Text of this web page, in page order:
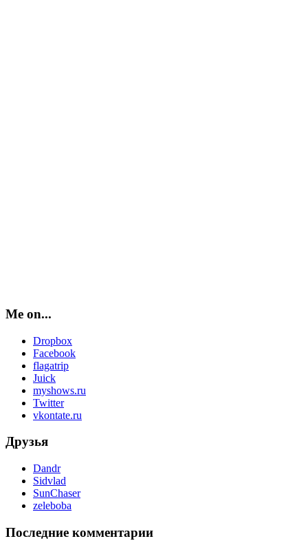
Me on...
Dropbox
Facebook
flagatrip
Juick
myshows.ru
Twitter
vkontate.ru
Друзья
Dandr
Sidvlad
SunChaser
zeleboba
Последние комментарии